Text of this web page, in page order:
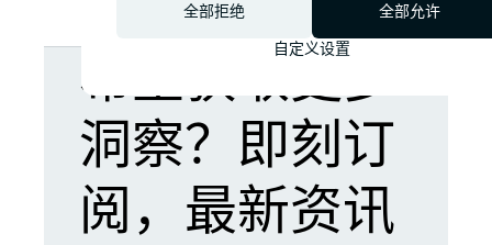
希望获取更多
洞察？即刻订
阅，最新资讯
全部拒绝
全部允许
自定义设置